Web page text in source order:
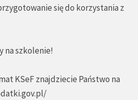
się do korzystania z
na szkolenie!
KSeF znajdziecie Państwo na